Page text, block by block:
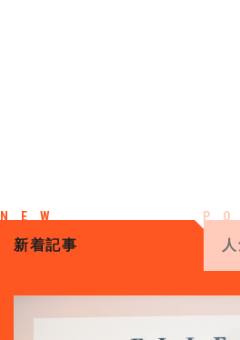
新着記事